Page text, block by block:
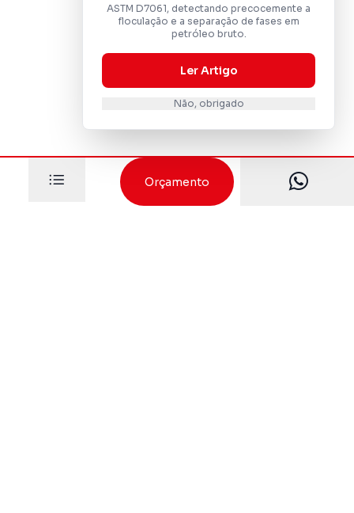
ASTM D7061, detectando precocemente a
floculação e a separação de fases em
petróleo bruto.
Ler Artigo
Não, obrigado
Orçamento